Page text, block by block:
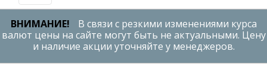
ВНИМАНИЕ!
В связи с резкими изменениями курса
валют цены на сайте могут быть не актуальными. Цену
и наличие акции уточняйте у менеджеров.